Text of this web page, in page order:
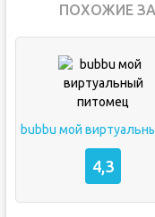
ПОХОЖИЕ
4,3